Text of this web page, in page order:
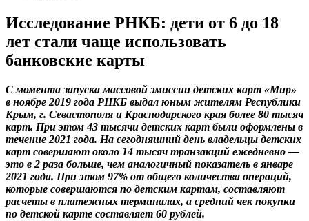
Исследование РНКБ: дети от 6 до 18
лет стали чаще использовать
банковские карты
С момента запуска массовой эмиссии детских карт «Мир»
в ноябре 2019 года РНКБ выдал юным жителям Республики
Крым, г. Севастополя и Краснодарского края более 80 тысяч
карт. При этом 43 тысячи детских карт были оформлены в
течение 2021 года. На сегодняшний день владельцы детских
карт совершают около 14 тысяч транзакций ежедневно —
это в 2 раза больше, чем аналогичный показатель в январе
2021 года. При этом 97% от общего количества операций,
которые совершаются по детским картам, составляют
расчеты в платежных терминалах, а средний чек покупки
по детской карте составляет 60 рублей.